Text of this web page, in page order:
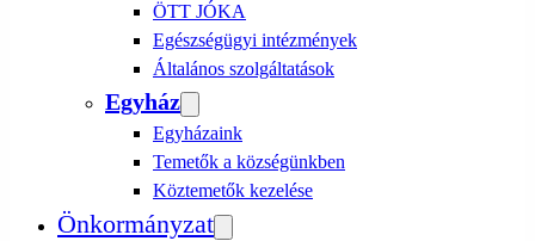
ÖTT JÓKA
Egészségügyi intézmények
Általános szolgáltatások
Egyház
Egyházaink
Temetők a községünkben
Köztemetők kezelése
Önkormányzat